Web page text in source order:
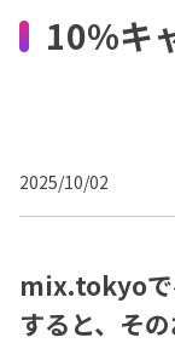
10%キ
2025/10/02
mix.tokyoで
すると、そ